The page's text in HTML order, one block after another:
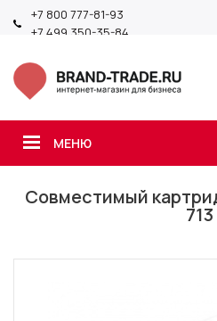
+7 800 777-81-93
+7 499 350-35-84
МЕНЮ
Совместимый
713